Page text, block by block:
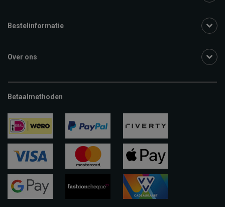
Bestelinformatie
Over ons
Betaalmethoden
ideal paypal riverty
visa
apple-
pay